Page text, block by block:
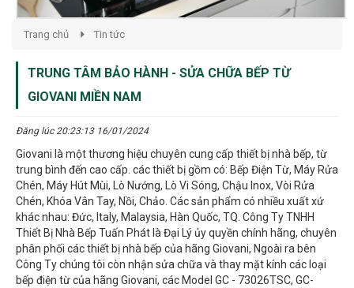
Trang chủ Tin tức
TRUNG TÂM BẢO HÀNH - SỬA CHỮA BẾP TỪ
GIOVANI MIỀN NAM
Đăng lúc 20:23:13 16/01/2024
Giovani là một thương hiệu chuyên cung cấp thiết bị nhà bếp, từ
trung bình đến cao cấp. các thiết bị gồm có: Bếp Điện Từ, Máy Rửa
Chén, Máy Hút Mùi, Lò Nướng, Lò Vi Sóng, Chậu Inox, Vòi Rửa
Chén, Khóa Vân Tay, Nồi, Chảo. Các sản phẩm có nhiều xuất xứ
khác nhau: Đức, Italy, Malaysia, Hàn Quốc, TQ. Công Ty TNHH
Thiết Bị Nhà Bếp Tuấn Phát là Đại Lý ủy quyền chính hãng, chuyên
phân phối các thiết bị nhà bếp của hãng Giovani, Ngoài ra bên
Công Ty chúng tôi còn nhận sửa chữa và thay mặt kính các loại
bếp điện từ của hãng Giovani, các Model GC - 73026TSC, GC-